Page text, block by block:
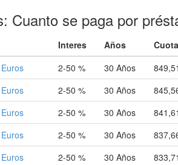
Cuanto se paga por
Interes Años Cuota
2-50 % 30 Años
2-50 % 30 Años
2-50 % 30 Años
2-50 % 30 Años
2-50 % 30 Años